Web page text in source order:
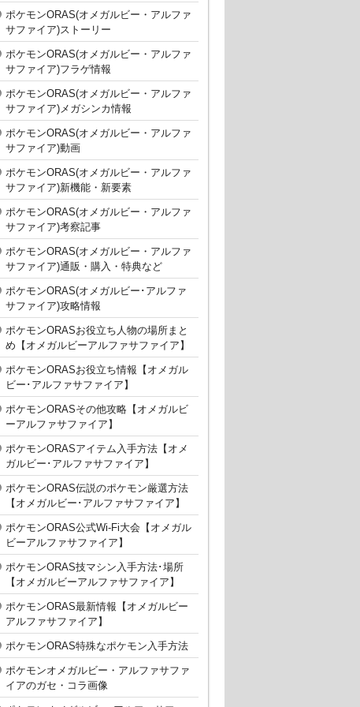
ポケモンORAS(オメガルビー・アルファ
サファイア)ストーリー
ポケモンORAS(オメガルビー・アルファ
サファイア)フラゲ情報
ポケモンORAS(オメガルビー・アルファ
サファイア)メガシンカ情報
ポケモンORAS(オメガルビー・アルファ
サファイア)動画
ポケモンORAS(オメガルビー・アルファ
サファイア)新機能・新要素
ポケモンORAS(オメガルビー・アルファ
サファイア)考察記事
ポケモンORAS(オメガルビー・アルファ
サファイア)通販・購入・特典など
ポケモンORAS(オメガルビー･アルファ
サファイア)攻略情報
ポケモンORASお役立ち人物の場所まと
め【オメガルビーアルファサファイア】
ポケモンORASお役立ち情報【オメガル
ビー･アルファサファイア】
ポケモンORASその他攻略【オメガルビ
ーアルファサファイア】
ポケモンORASアイテム入手方法【オメ
ガルビー･アルファサファイア】
ポケモンORAS伝説のポケモン厳選方法
【オメガルビー･アルファサファイア】
ポケモンORAS公式Wi-Fi大会【オメガル
ビーアルファサファイア】
ポケモンORAS技マシン入手方法･場所
【オメガルビーアルファサファイア】
ポケモンORAS最新情報【オメガルビー
アルファサファイア】
ポケモンORAS特殊なポケモン入手方法
ポケモンオメガルビー・アルファサファ
イアのガセ・コラ画像